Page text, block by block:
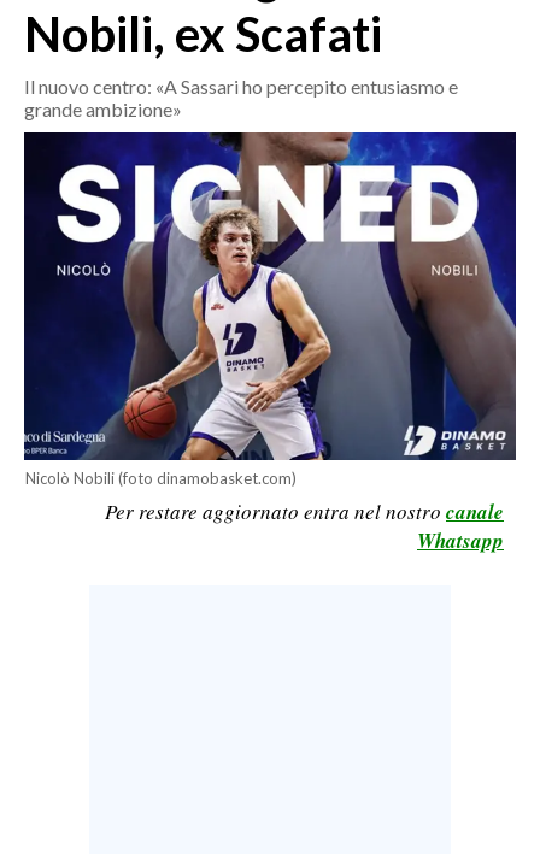
GALLURA
OGLIASTRA
CRONACA
ITALIA
MONDO
SERVIZI ALLE IMPRESE
Nobili, ex Scafati
Il nuovo centro: «A Sassari ho percepito entusiasmo e
grande ambizione»
Nicolò Nobili (foto dinamobasket.com)
Per restare aggiornato entra nel nostro canale
Whatsapp